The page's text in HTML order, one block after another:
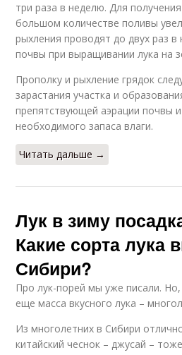
три раза в неделю. Для
большом количестве поливы
рыхления проводят до двух раз
почвы при выращивании лука на
Прополку и рыхление грядок
зарастания участка и
препятствующей аэрации почвы
необходимого запаса влаги.
Читать дальше →
Лук в зиму
Какие сорта лука
Сибири?
Про лук-порей мы уже писали.
еще масса вкусного лука –
Из многолетних в Сибири
китайский чеснок – джусай –